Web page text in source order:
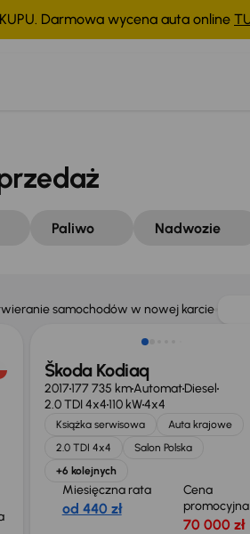
Darmowa wycena auta online
Paliwo Nadwozie
samochodów w nowej karcie
Taniej o 1 000 zł
Škoda Kodiaq
2017177 735 kmAutomatDiesel
2.0 TDI 4x4110 kW4x4
Książka serwisowa
Auta krajowe
2.0 TDI 4x4
Salon Polska
+6 kolejnych
Miesięczna rata
od 440 zł
Cena
promocyjna
70 000 zł